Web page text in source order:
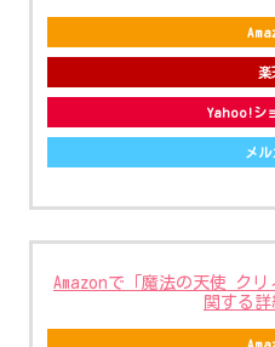
楽
Yahoo!シ
メル
Amazonで「魔法の天使 ク
関する